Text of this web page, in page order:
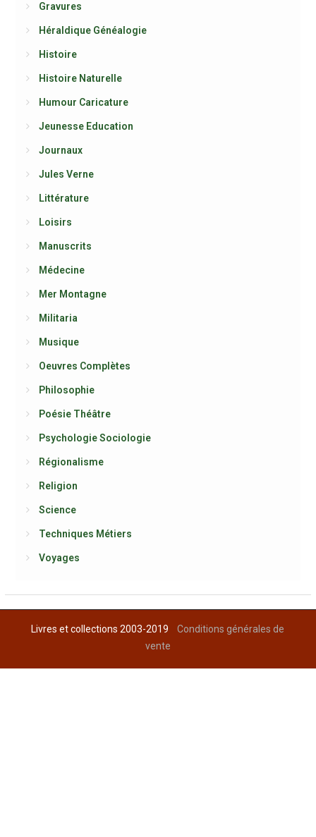
Gravures
Héraldique Généalogie
Histoire
Histoire Naturelle
Humour Caricature
Jeunesse Education
Journaux
Jules Verne
Littérature
Loisirs
Manuscrits
Médecine
Mer Montagne
Militaria
Musique
Oeuvres Complètes
Philosophie
Poésie Théâtre
Psychologie Sociologie
Régionalisme
Religion
Science
Techniques Métiers
Voyages
Livres et collections 2003-2019Conditions générales de
vente